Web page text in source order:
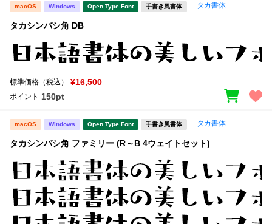
macOS Windows Open Type Font 手書き風書体 タカ書体
タカシンバシ角 DB
標準価格（税込） ¥16,500
ポイント 150pt
macOS Windows Open Type Font 手書き風書体 タカ書体
タカシンバシ角 ファミリー (R～B 4ウェイトセット)